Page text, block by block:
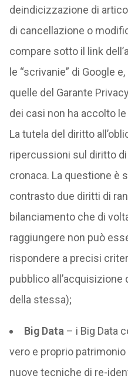
deindicizzazione di
di cancellazione o
compare sotto il link
le “scrivanie” di Google
quelle del Garante
dei casi non ha accolto
La tutela del diritto
ripercussioni sul diritto
cronaca. La questione è
contrasto due diritti di
bilanciamento che di
raggiungere non può
rispondere a precisi
pubblico all’acquisizione
della stessa);
Big Data – i Big Data
vero e proprio
nuove tecniche di re-